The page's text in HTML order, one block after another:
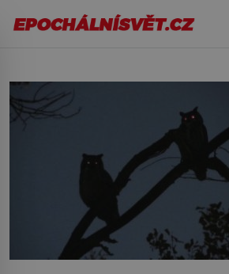
skutečnosti sovy?